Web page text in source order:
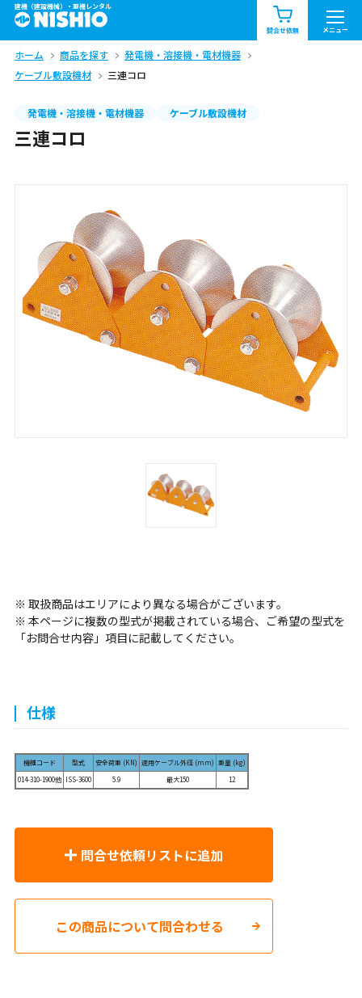
建機（建設機械）・重機レンタル
問合せ依頼 メニュー
商品一覧 お知らせ一覧
問合せ依頼リスト お問合せ
北海道
九州・沖縄（外部）
ホーム 商品を探す
発電機・溶接機・電材機器
ケーブル敷設機材
三連コロ
発電機・溶接機・電材機器 ケーブル敷設機材
三連コロ
※ 取扱商品はエリアにより異なる場合がございます。
※ 本ページに複数の型式が掲載されている場合、ご希望の型式を
「お問合せ内容」項目に記載してください。
仕様
機種コード 型式 安全荷重 (KN) 適用ケーブル外径 (mm) 重量 (kg)
014-310-1900他 ISS-3600 5.9 最大150 12
問合せ依頼リストに追加
この商品について問合わせる